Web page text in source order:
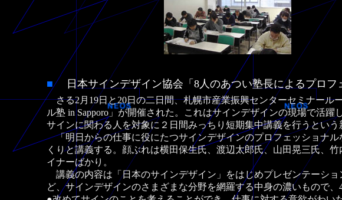
■ 日本サインデザイン協会「8人のあつい塾長によるプロ
さる2月19日と20日の二日間、札幌市産業振興センターセミナール
ル塾 in Sapporo」が開催された。これはサインデザインの現場で活
サインに関わる人を対象に２日間みっちり短期集中講義を行うとい
「明日からの仕事に役にたつサインデザインのプロフェッショナル
くりと講義する。顔ぶれは横田保生氏、渡辺太郎氏、山田晃三氏、
イナーばかり。
講義の内容は「日本のサインデザイン」をはじめプレゼンテーシ
ど、サインデザインのさまざまな分野を網羅する中身の濃いもので